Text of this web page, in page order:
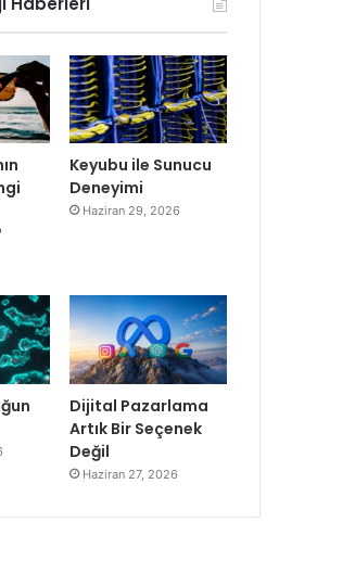
Keyubu ile Sunucu
Deneyimi
Haziran 29, 2026
Dijital Pazarlama
Artık Bir Seçenek
Değil
Haziran 27, 2026